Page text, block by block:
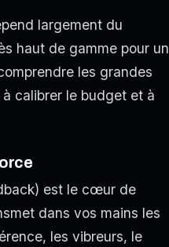
largement du
haut de gamme pour un
les grandes
calibrer le budget et à
est le cœur de
dans vos mains les
les vibreurs, le